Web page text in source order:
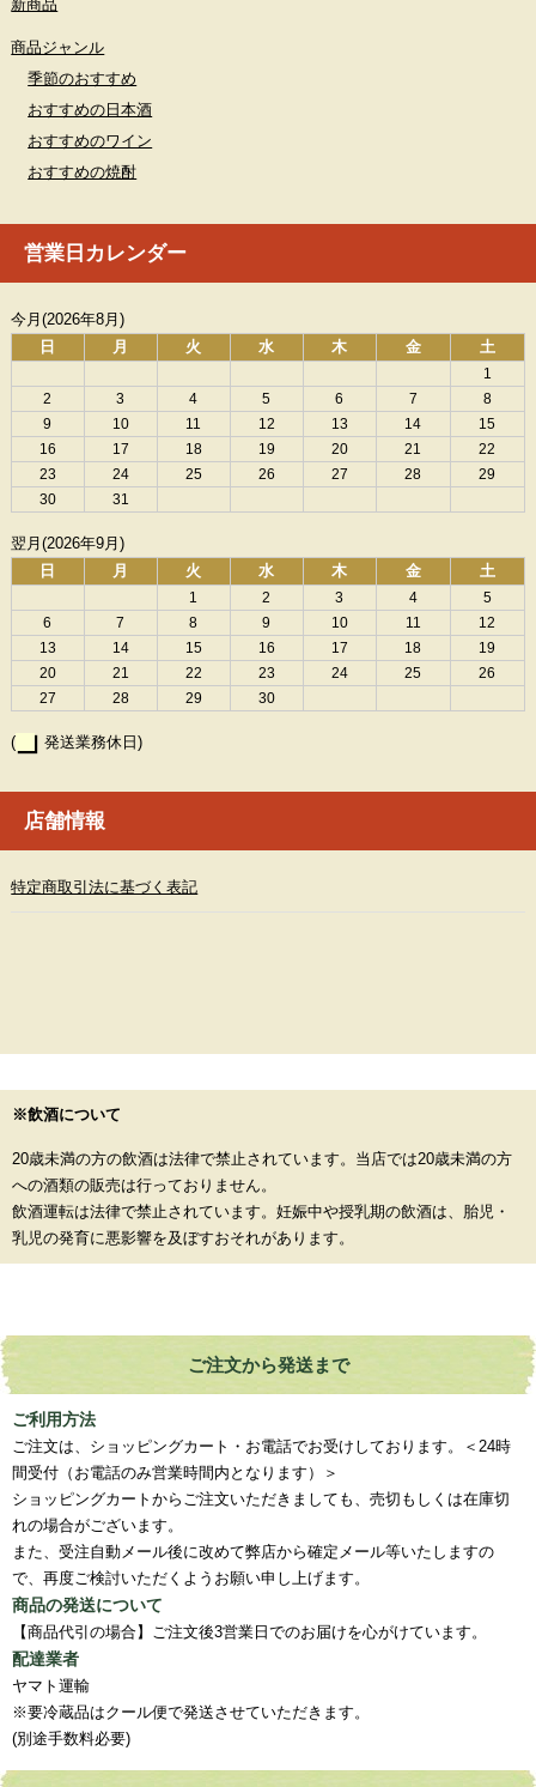
新商品
商品ジャンル
季節のおすすめ
おすすめの日本酒
おすすめのワイン
おすすめの焼酎
営業日カレンダー
今月(2026年8月)
日
月 火 水 木 金 土
1
2
3 4 5 6 7
8
9
10 11 12 13 14
15
16
17 18 19 20 21
22
23
24 25 26 27 28
29
30
31
翌月(2026年9月)
日
月 火 水 木 金 土
1 2 3 4
5
6
7 8 9 10 11
12
13
14 15 16 17 18
19
20
21 22 23 24 25
26
27
28 29 30
( 発送業務休日)
店舗情報
特定商取引法に基づく表記
※飲酒について
20歳未満の方の飲酒は法律で禁止されています。当店では20歳未満の方
への酒類の販売は行っておりません。
飲酒運転は法律で禁止されています。妊娠中や授乳期の飲酒は、胎児・
乳児の発育に悪影響を及ぼすおそれがあります。
ご注文から発送まで
ご利用方法
ご注文は、ショッピングカート・お電話でお受けしております。＜24時
間受付（お電話のみ営業時間内となります）＞
ショッピングカートからご注文いただきましても、売切もしくは在庫切
れの場合がございます。
また、受注自動メール後に改めて弊店から確定メール等いたしますの
で、再度ご検討いただくようお願い申し上げます。
商品の発送について
【商品代引の場合】ご注文後3営業日でのお届けを心がけています。
配達業者
ヤマト運輸
※要冷蔵品はクール便で発送させていただきます。
(別途手数料必要)